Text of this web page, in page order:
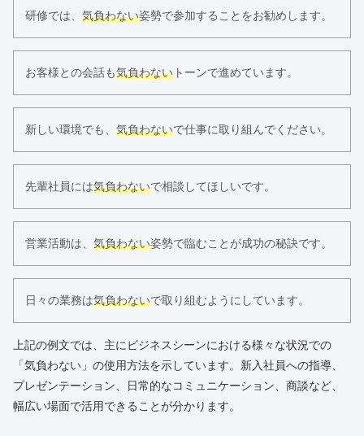
研修では、 気負わない姿勢で参加することをお勧めします。
お客様との会話も気負わない トーンで進めています。
新しい環境でも、 気負わないで仕事に取り組んでください。
先輩社員には気負わないで相談してほしいです。
営業活動は、 気負わない姿勢で臨むことが成功の秘訣です。
日々の業務は気負わないで取り組むようにしています。
上記の例文では、主にビジネスシーンにおける様々な状況での
「気負わない」の使用方法を示しています。新入社員への指導、
プレゼンテーション、日常的なコミュニケーション、商談など、
幅広い場面で活用できることが分かります。